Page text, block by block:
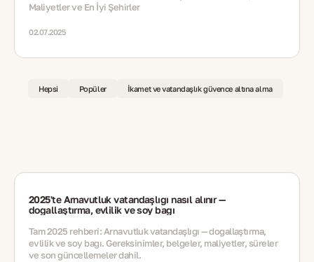
Maliyetler ve En İyi Şehirler
02.07.2025
Hepsi Popüler İkamet ve vatandaşlık güvence altına alma
2025'te Arnavutluk vatandaşlığı nasıl alınır —
doğallaştırma, evlilik ve soy bağı
Tam 2025 rehberi: Arnavutluk vatandaşlığı — doğallaştırma,
evlilik ve soy bağı. Gereksinimler, belgeler, maliyetler, süreler
ve son güncellemeler dahil.